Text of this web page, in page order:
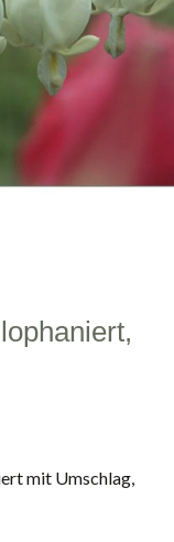
mit Umschlag,